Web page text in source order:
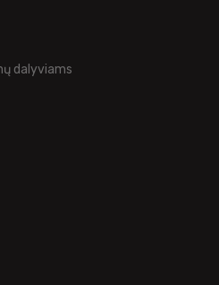
dalyviams